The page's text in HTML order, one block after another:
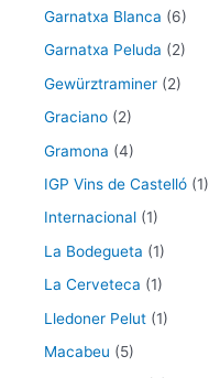
Garnatxa Blanca (6)
Garnatxa Peluda (2)
Gewürztraminer (2)
Graciano (2)
Gramona (4)
IGP Vins de Castelló (1)
Internacional (1)
La Bodegueta (1)
La Cerveteca (1)
Lledoner Pelut (1)
Macabeu (5)